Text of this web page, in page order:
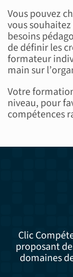
Vous pouvez
vous souhaite
besoins
de définir les
formateur
mainsur l’
Votreforma
niveau, pour
compétences
Clic
proposant
domaines